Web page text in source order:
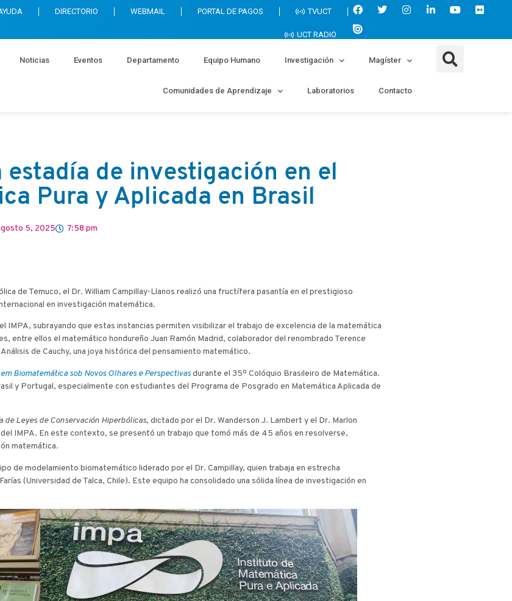
DIRECTORIO WEBMAIL PORTAL DE PAGOS TVUCT
UCT RADIO
Noticias Eventos Departamento Equipo Humano Investigación Magíster
Comunidades de Aprendizaje Laboratorios Contacto
de investigación en el
Pura y Aplicada en Brasil
5, 2025 7:58 pm
de Temuco, el Dr. William Campillay-Llanos realizó una fructífera pasantía en el prestigioso
en investigación matemática.
subrayando que estas instancias permiten visibilizar el trabajo de excelencia de la matemática
entre ellos el matemático hondureño Juan Ramón Madrid, colaborador del renombrado Terence
de Cauchy, una joya histórica del pensamiento matemático.
Biomatemática sob Novos Olhares e Perspectivasdurante el 35º Colóquio Brasileiro de Matemática.
y Portugal, especialmente con estudiantes del Programa de Posgrado en Matemática Aplicada de
de Leyes de Conservación Hiperbólicas, dictado por el Dr. Wanderson J. Lambert y el Dr. Marlon
IMPA. En este contexto, se presentó un trabajo que tomó más de 45 años en resolverse,
matemática.
de modelamiento biomatemático liderado por el Dr. Campillay, quien trabaja en estrecha
(Universidad de Talca, Chile). Este equipo ha consolidado una sólida línea de investigación en